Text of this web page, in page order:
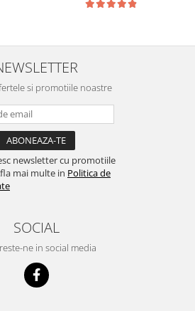
si promotiile noastre
newsletter cu promotiile
mai multe in Politica de
SOCIAL
ne in social media